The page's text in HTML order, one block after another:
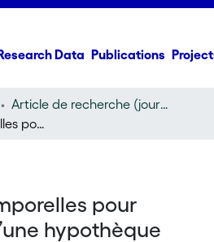
Data Publications
Article de recherche (journal article)
Les limites temporelles pour l’inscription d’une hypothèque légale des propriétaires d’étages
pour
hypothèque